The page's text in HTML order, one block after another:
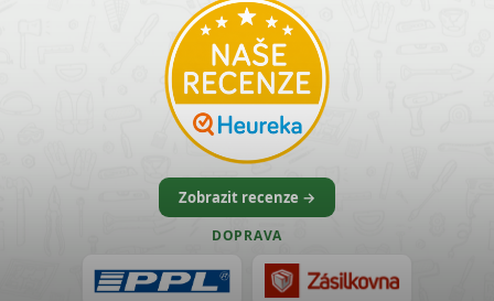
Zobrazit recenze →
DOPRAVA